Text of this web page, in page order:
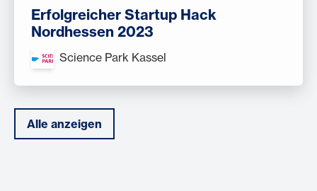
Erfolgreicher Startup Hack
Nordhessen 2023
Science Park Kassel
Alle anzeigen